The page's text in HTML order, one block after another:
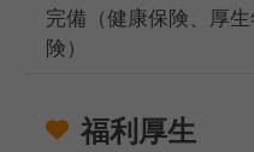
完備（健康保険、厚
険）
福利厚生